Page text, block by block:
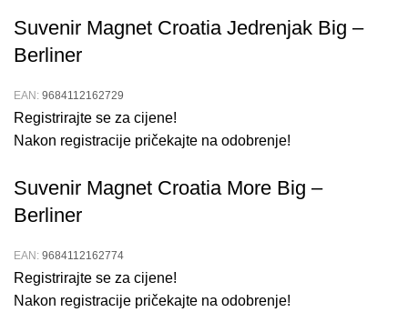
Uživajte u igri na plaži ili u pijesku, stvarajući razne
konstrukcije i figure.
Održavanje:Nakon upotrebe, isperite sve dijelove seta
čistom vodom i osušite prije spremanja.
Suvenir Magnet Croatia Jedrenjak Big –
Berliner
EAN: 9684112162729
Registrirajte se za cijene!
Nakon registracije pričekajte na odobrenje!
Suvenir Magnet Croatia More Big –
Berliner
EAN: 9684112162774
Registrirajte se za cijene!
Nakon registracije pričekajte na odobrenje!